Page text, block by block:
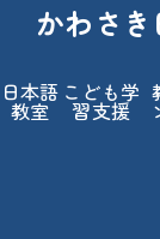
かわさ
日本語
教室
こども学
習支援